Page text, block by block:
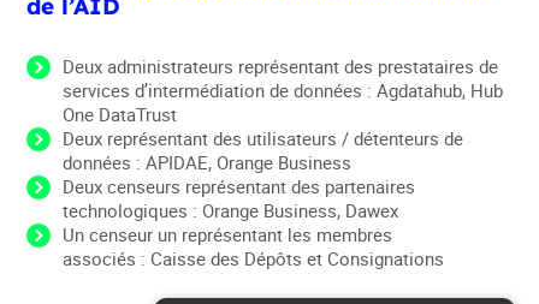
de l’AID
Deux administrateurs représentant des prestataires de
services d’intermédiation de données : Agdatahub, Hub
One DataTrust
Deux représentant des utilisateurs / détenteurs de
données : APIDAE, Orange Business
Deux censeurs représentant des partenaires
technologiques : Orange Business, Dawex
Un censeur un représentant les membres
associés : Caisse des Dépôts et Consignations